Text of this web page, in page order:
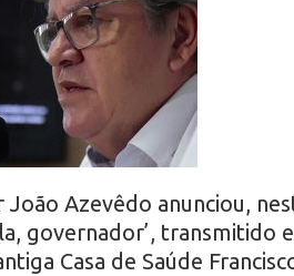
João Azevêdo anunciou,
governador’, transmitido
Casa de Saúde